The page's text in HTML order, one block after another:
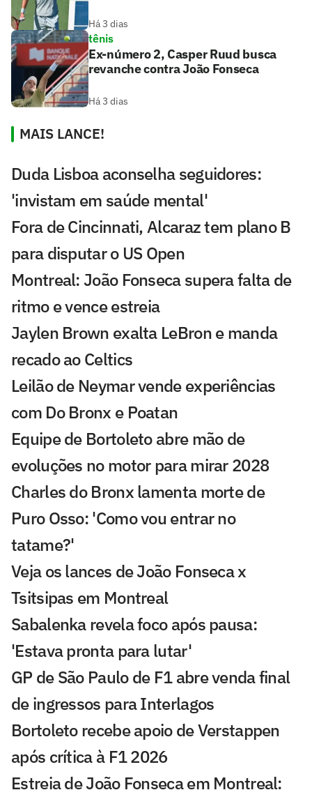
Há 3 dias
tênis
Ex-número 2, Casper Ruud busca
revanche contra João Fonseca
Há 3 dias
MAIS LANCE!
Duda Lisboa aconselha seguidores:
'invistam em saúde mental'
Fora de Cincinnati, Alcaraz tem plano B
para disputar o US Open
Montreal: João Fonseca supera falta de
ritmo e vence estreia
Jaylen Brown exalta LeBron e manda
recado ao Celtics
Leilão de Neymar vende experiências
com Do Bronx e Poatan
Equipe de Bortoleto abre mão de
evoluções no motor para mirar 2028
Charles do Bronx lamenta morte de
Puro Osso: 'Como vou entrar no
tatame?'
Veja os lances de João Fonseca x
Tsitsipas em Montreal
Sabalenka revela foco após pausa:
'Estava pronta para lutar'
GP de São Paulo de F1 abre venda final
de ingressos para Interlagos
Bortoleto recebe apoio de Verstappen
após crítica à F1 2026
Estreia de João Fonseca em Montreal: